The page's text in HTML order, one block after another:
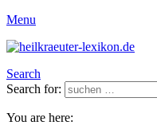
Menu
Search
Search for:
You are here: